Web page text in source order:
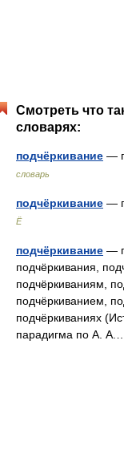
Смотреть что
словарях:
подчёркивание —
словарь
подчёркивание —
Ё
подчёркивание —
подчёркивания,
подчёркиваниям,
подчёркиванием,
подчёркиваниях
парадигма по А.